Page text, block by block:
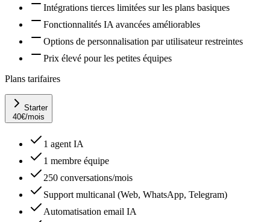
Intégrations tierces limitées sur les plans basiques
Fonctionnalités IA avancées améliorables
Options de personnalisation par utilisateur restreintes
Prix élevé pour les petites équipes
Plans tarifaires
Starter
40€/mois
1 agent IA
1 membre équipe
250 conversations/mois
Support multicanal (Web, WhatsApp, Telegram)
Automatisation email IA